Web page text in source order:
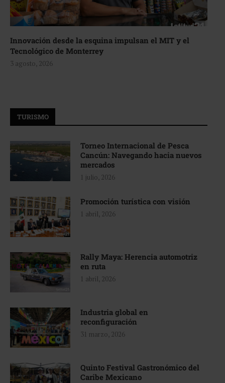
Innovación desde la esquina impulsan el MIT y el
Tecnológico de Monterrey
3 agosto, 2026
TURISMO
Torneo Internacional de Pesca
Cancún: Navegando hacia nuevos
mercados
1 julio, 2026
Promoción turística con visión
1 abril, 2026
Rally Maya: Herencia automotriz
en ruta
1 abril, 2026
Industria global en
reconfiguración
31 marzo, 2026
Quinto Festival Gastronómico del
Caribe Mexicano